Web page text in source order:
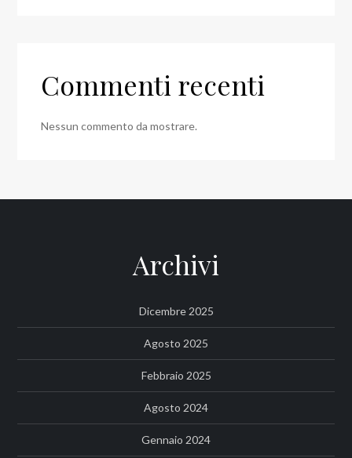
Commenti recenti
Nessun commento da mostrare.
Archivi
Dicembre 2025
Agosto 2025
Febbraio 2025
Agosto 2024
Gennaio 2024